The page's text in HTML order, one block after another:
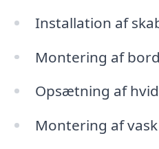
Installation af
Montering af
Opsætning af
Montering af